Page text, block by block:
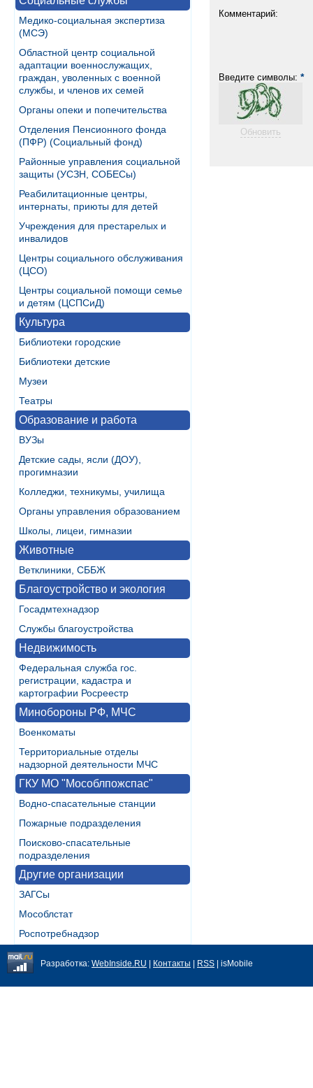
Медико-социальная экспертиза
(МСЭ)
Областной центр социальной
адаптации военнослужащих,
граждан, уволенных с военной
службы, и членов их семей
Органы опеки и попечительства
Отделения Пенсионного фонда
(ПФР) (Социальный фонд)
Районные управления социальной
защиты (УСЗН, СОБЕСы)
Реабилитационные центры,
интернаты, приюты для детей
Учреждения для престарелых и
инвалидов
Центры социального обслуживания
(ЦСО)
Центры социальной помощи семье
и детям (ЦСПСиД)
Культура
Библиотеки городские
Библиотеки детские
Музеи
Театры
Образование и работа
ВУЗы
Детские сады, ясли (ДОУ),
прогимназии
Колледжи, техникумы, училища
Органы управления образованием
Школы, лицеи, гимназии
Животные
Ветклиники, СББЖ
Благоустройство и экология
Госадмтехнадзор
Службы благоустройства
Недвижимость
Федеральная служба гос.
регистрации, кадастра и
картографии Росреестр
Минобороны РФ, МЧС
Военкоматы
Территориальные отделы
надзорной деятельности МЧС
ГКУ МО "Мособлпожспас"
Водно-спасательные станции
Пожарные подразделения
Поисково-спасательные
подразделения
Другие организации
ЗАГСы
Мособлстат
Роспотребнадзор
Комментарий:
Введите символы: *
Обновить
Разработка: WebInside.RU Контакты RSS | isMobile